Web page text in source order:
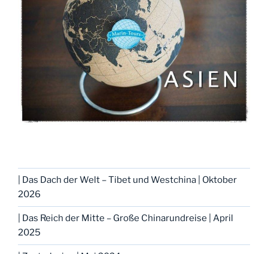
| Das Dach der Welt – Tibet und Westchina | Oktober
2026
| Das Reich der Mitte – Große Chinarundreise | April
2025